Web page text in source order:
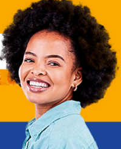
de trânsito
como
poste de